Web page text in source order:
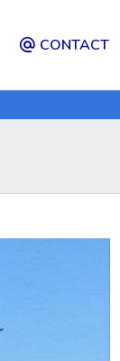
CONTACT